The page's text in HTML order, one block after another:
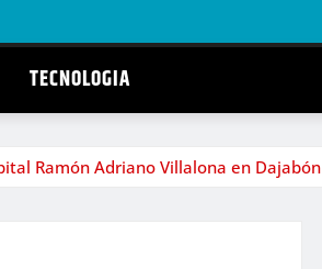
TECNOLOGIA
Ramón Adriano Villalona en Dajabón